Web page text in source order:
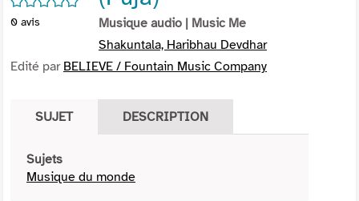
0 avis Musique audio | Music Me
Shakuntala, Haribhau Devdhar
Edité par BELIEVE / Fountain Music Company
SUJET DESCRIPTION
Sujets
Musique du monde